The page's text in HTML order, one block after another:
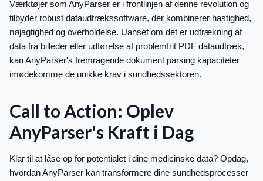
Værktøjer som AnyParser er i frontlinjen af denne revolution og
tilbyder robust dataudtrækssoftware, der kombinerer hastighed,
nøjagtighed og overholdelse. Uanset om det er udtrækning af
data fra billeder eller udførelse af problemfrit PDF dataudtræk,
kan AnyParser's fremragende dokument parsing kapaciteter
imødekomme de unikke krav i sundhedssektoren.
Call to Action: Oplev
AnyParser's Kraft i Dag
Klar til at låse op for potentialet i dine medicinske data? Opdag,
hvordan AnyParser kan transformere dine sundhedsprocesser